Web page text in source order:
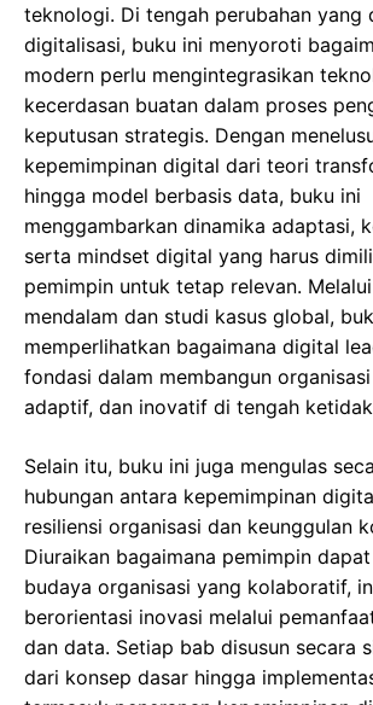
teknologi. Di tengah perubahan yang
digitalisasi, buku ini menyoroti
modern perlu mengintegrasikan
kecerdasan buatan dalam proses
keputusan strategis. Dengan
kepemimpinan digital dari teori
hingga model berbasis data, buku ini
menggambarkan dinamika adaptasi,
serta mindset digital yang harus
pemimpin untuk tetap relevan.
mendalam dan studi kasus global,
memperlihatkan bagaimana digital
fondasi dalam membangun
adaptif, dan inovatif di tengah
Selain itu, buku ini juga mengulas
hubungan antara kepemimpinan
resiliensi organisasi dan keunggulan
Diuraikan bagaimana pemimpin
budaya organisasi yang kolaboratif,
berorientasi inovasi melalui
dan data. Setiap bab disusun secara
dari konsep dasar hingga